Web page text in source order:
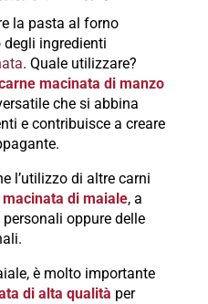
la pasta al forno
ingredienti
. Quale utilizzare?
macinata di manzo
che si abbina
e contribuisce a creare
l’utilizzo di altre carni
di maiale, a
oppure delle
è molto importante
di alta qualità per